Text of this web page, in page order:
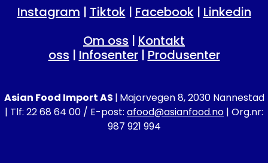
Instagram | Tiktok| Facebook| Linkedin
Om oss | Kontakt
oss | Infosenter| Produsenter
Asian Food Import AS | Majorvegen 8, 2030 Nannestad
| Tlf: 22 68 64 00 / E-post: afood@asianfood.no | Org.nr:
987 921 994